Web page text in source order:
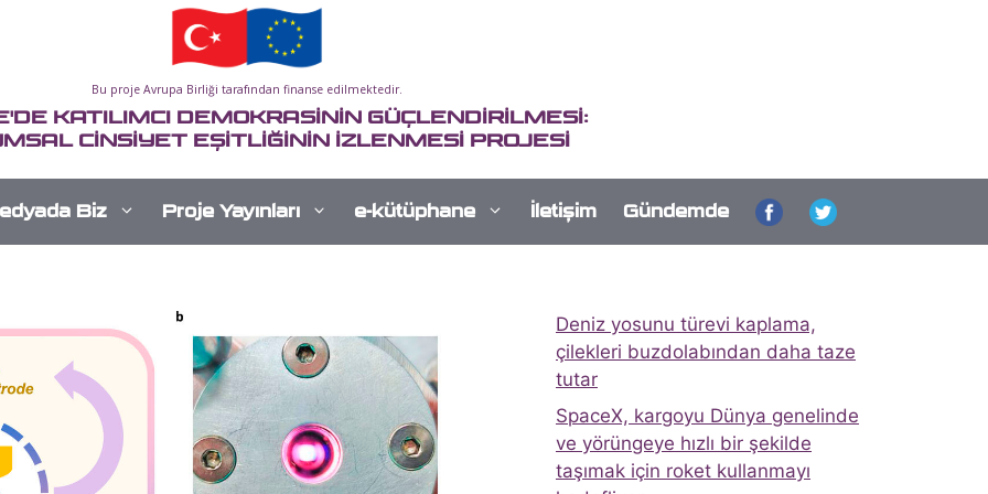
Bu proje Avrupa Birliği tarafından finanse edilmektedir.
KATILIMCI DEMOKRASİNİN GÜÇLENDİRİLMESİ:
CİNSİYET EŞİTLİĞİNİN İZLENMESİ PROJESİ
Biz Proje Yayınları e-kütüphane İletişim Gündemde
Deniz yosunu türevi kaplama,
çilekleri buzdolabından daha taze
tutar
SpaceX, kargoyu Dünya genelinde
ve yörüngeye hızlı bir şekilde
taşımak için roket kullanmayı